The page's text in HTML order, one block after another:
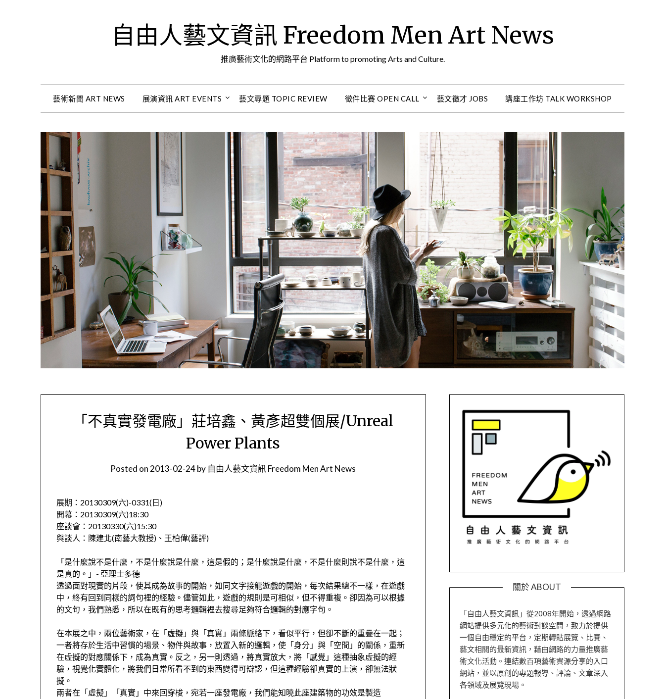
自由人藝文資訊 Freedom Men Art News
推廣藝術文化的網路平台 Platform to promoting Arts and Culture.
藝術新聞 ART NEWS 展演資訊 ART EVENTS 藝文專題 TOPIC REVIEW 徵件比賽 OPEN CALL 藝文徵才 JOBS 講座工作坊 TALK WORKSHOP
「不真實發電廠」莊培鑫、黃彥超雙個展/Unreal
Power Plants
Posted on2013-02-24by 自由人藝文資訊 Freedom Men Art News
展期：20130309(六)-0331(日)
開幕：20130309(六)18:30
座談會：20130330(六)15:30
與談人：陳建北(南藝大教授)、王柏偉(藝評)
「是什麼說不是什麼，不是什麼說是什麼，這是假的；是什麼說是什麼，不是什麼則說不是什麼，這
是真的。」- 亞理士多德
透過面對現實的片段，使其成為故事的開始，如同文字接龍遊戲的開始，每次結果總不一樣，在遊戲
中，終有回到同樣的詞句裡的經驗。儘管如此，遊戲的規則是可相似，但不得重複。卻因為可以根據
的文句，我們熟悉，所以在既有的思考邏輯裡去搜尋足夠符合邏輯的對應字句。
在本展之中，兩位藝術家，在「虛擬」與「真實」兩條脈絡下，看似平行，但卻不斷的重疊在一起；
一者將存於生活中習慣的場景、物件與故事，放置入新的邏輯，使「身分」與「空間」的關係，重新
在虛擬的對應關係下，成為真實。反之，另一則透過，將真實放大，將「感覺」這種抽象虛擬的經
驗，視覺化實體化，將我們日常所看不到的東西變得可辯認，但這種經驗卻真實的上演，卻無法狀
擬。
兩者在「虛擬」「真實」中來回穿梭，宛若一座發電廠，我們能知曉此座建築物的功效是製造
關於 ABOUT
「自由人藝文資訊」從2008年開始，透過網路
網站提供多元化的藝術對談空間，致力於提供
一個自由穩定的平台，定期轉貼展覽、比賽、
藝文相關的最新資訊，藉由網路的力量推廣藝
術文化活動。連結數百項藝術資源分享的入口
網站，並以原創的專題報導、評論、文章深入
各領域及展覽現場。